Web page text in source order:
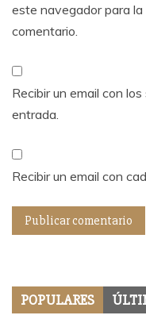
este navegador para
comentario.
Recibir un email con
entrada.
Recibir un email con
POPULARES